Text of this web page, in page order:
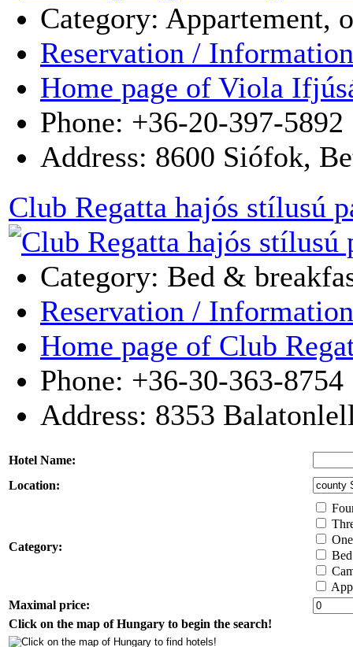
Category: Appartement,
Reservation / Information
Home page of Viola
Phone: +36-20-397-5892
Address: 8600 Siófok,
Club Regatta hajós stílusú
Category: Bed &
Reservation / Information
Home page of Club
Phone: +36-30-363-8754
Address: 8353
Hotel Name:
Location:
Category:
Maximal price:
Click on the map of Hungary to begin the search!